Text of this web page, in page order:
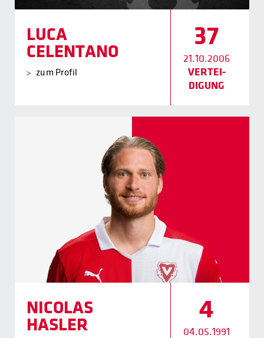
LUCA
CELENTANO
zum Profil
37
21.10.2006
VERTEI­
DIGUNG
NICOLAS
HASLER
4
04.05.1991